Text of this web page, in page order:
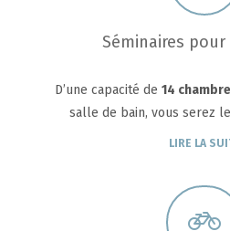
Séminaires
D’une capacité de 14
salle de bain, vous serez
LIRE LA